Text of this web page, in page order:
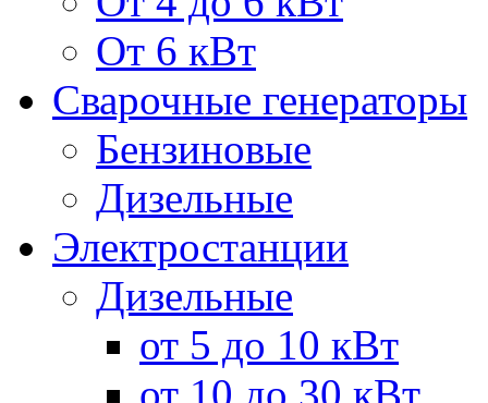
От 6 кВт
Сварочные генераторы
Бензиновые
Дизельные
Электростанции
Дизельные
от 5 до 10 кВт
от 10 до 30 кВт